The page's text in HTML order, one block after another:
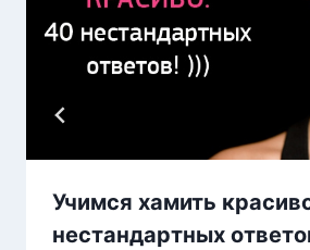
Учимся хамить
нестандартных